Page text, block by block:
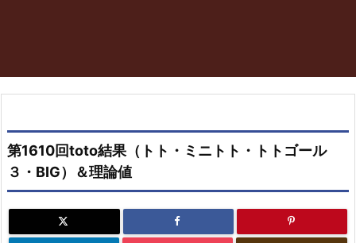
第1610回toto結果（トト・ミニトト・トトゴール
３・BIG）＆理論値